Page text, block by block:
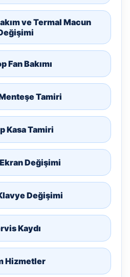
ve Termal Macun
Fan Bakımı
Tamiri
Kasa Tamiri
Değişimi
Değişimi
Kaydı
Hizmetler